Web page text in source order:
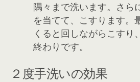
隅々まで洗います。さら
を当てて、こすります。
くると回しながらこすり
終わりです。
２度手洗いの効果